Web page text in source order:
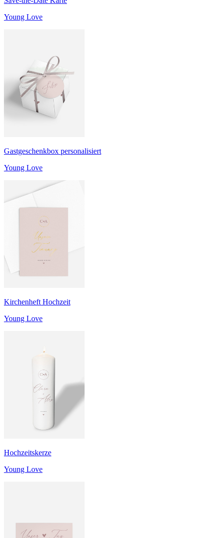
Young Love
Gastgeschenkbox personalisiert
Young Love
Kirchenheft Hochzeit
Young Love
Hochzeitskerze
Young Love